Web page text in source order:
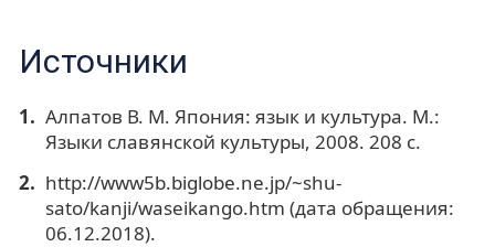
Источники
Алпатов В. М. Япония: язык и культура. М.:
Языки славянской культуры, 2008. 208 с.
http://www5b.biglobe.ne.jp/~shu-
sato/kanji/waseikango.htm (дата обращения:
06.12.2018).